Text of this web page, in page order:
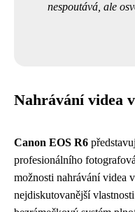
nespoutává, ale
Nahrávání videa
Canon EOS R6
profesionálního
možnosti nahrávání videa
nejdiskutovanější